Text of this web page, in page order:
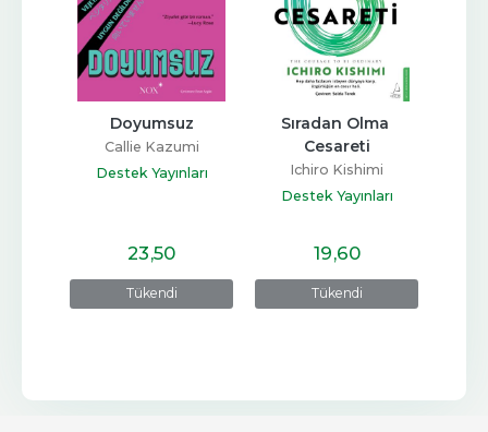
Tükendi
Doyumsuz
Callie Kazumi
Destek Yayınları
23,50
Tükendi
Sıradan Olma
Cesareti
Ichiro Kishimi
Destek Yayınları
19,60